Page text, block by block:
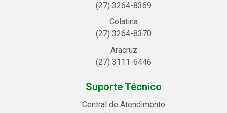
(27) 3264-8369
Colatina
(27) 3264-8370
Aracruz
(27) 3111-6446
Suporte Técnico
Central de Atendimento